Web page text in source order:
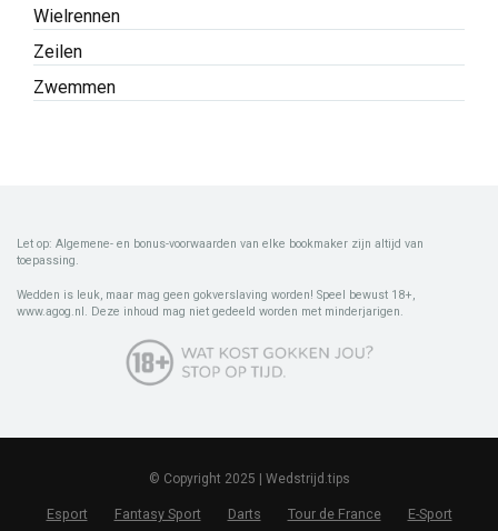
Wielrennen
Zeilen
Zwemmen
Let op: Algemene- en bonus-voorwaarden van elke bookmaker zijn altijd van
toepassing.
Wedden is leuk, maar mag geen gokverslaving worden! Speel bewust 18+,
www.agog.nl. Deze inhoud mag niet gedeeld worden met minderjarigen.
© Copyright 2025 | Wedstrijd.tips
Esport Fantasy Sport Darts Tour de France
E-Sport